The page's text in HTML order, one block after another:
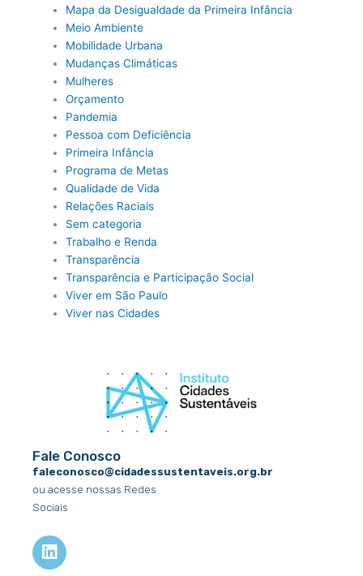
Mapa da Desigualdade da Primeira Infância
Meio Ambiente
Mobilidade Urbana
Mudanças Climáticas
Mulheres
Orçamento
Pandemia
Pessoa com Deficiência
Primeira Infância
Programa de Metas
Qualidade de Vida
Relações Raciais
Sem categoria
Trabalho e Renda
Transparência
Transparência e Participação Social
Viver em São Paulo
Viver nas Cidades
Fale Conosco
faleconosco@cidadessustentaveis.org.br
ou acesse nossas Redes
Sociais
L
i